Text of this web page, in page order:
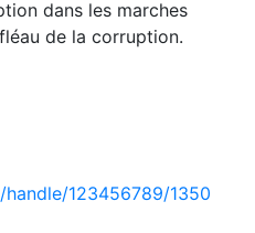
dans les marches
de la corruption.
123456789/1350